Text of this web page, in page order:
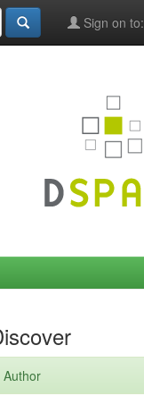
Sign on to:
Author